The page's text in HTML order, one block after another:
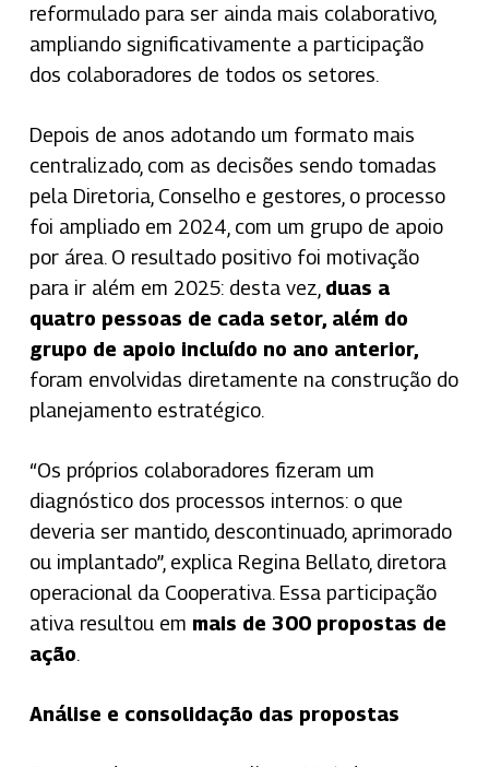
reformulado para ser ainda mais colaborativo,
ampliando significativamente a participação
dos colaboradores de todos os setores.
Depois de anos adotando um formato mais
centralizado, com as decisões sendo tomadas
pela Diretoria, Conselho e gestores, o processo
foi ampliado em 2024, com um grupo de apoio
por área. O resultado positivo foi motivação
para ir além em 2025: desta vez, duas a
quatro pessoas de cada setor, além do
grupo de apoio incluído no ano anterior,
foram envolvidas diretamente na construção do
planejamento estratégico.
“Os próprios colaboradores fizeram um
diagnóstico dos processos internos: o que
deveria ser mantido, descontinuado, aprimorado
ou implantado”, explica Regina Bellato, diretora
operacional da Cooperativa. Essa participação
ativa resultou em mais de 300 propostas de
ação.
Análise e consolidação das propostas